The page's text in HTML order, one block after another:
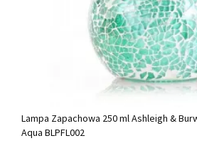
Lampa Zapachowa 250 ml Ashleigh &
Aqua BLPFL002